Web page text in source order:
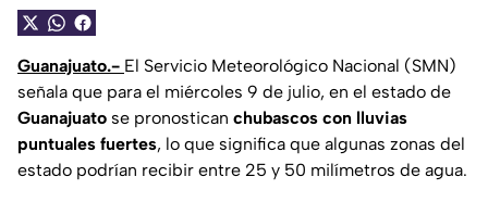
Guanajuato.- El Servicio Meteorológico Nacional (SMN)
señala que para el miércoles 9 de julio, en el estado de
Guanajuato se pronostican chubascos con lluvias
puntuales fuertes, lo que significa que algunas zonas del
estado podrían recibir entre 25 y 50 milímetros de agua.